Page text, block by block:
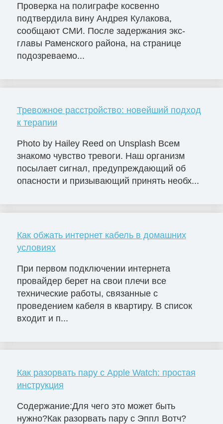
Проверка на полиграфе косвенно
подтвердила вину Андрея Кулакова,
сообщают СМИ. После задержания экс-
главы Раменского района, на странице
подозреваемо...
Тревожное расстройство: новейший подход
к терапии
Photo by Hailey Reed on Unsplash Всем
знакомо чувство тревоги. Наш организм
посылает сигнал, предупреждающий об
опасности и призывающий принять необх...
Как обжать интернет кабель в домашних
условиях
При первом подключении интернета
провайдер берет на свои плечи все
технические работы, связанные с
проведением кабеля в квартиру. В список
входит и п...
Как разорвать пару с Apple Watch: простая
инструкция
Содержание:Для чего это может быть
нужно?Как разорвать пару с Эппл Вотч?